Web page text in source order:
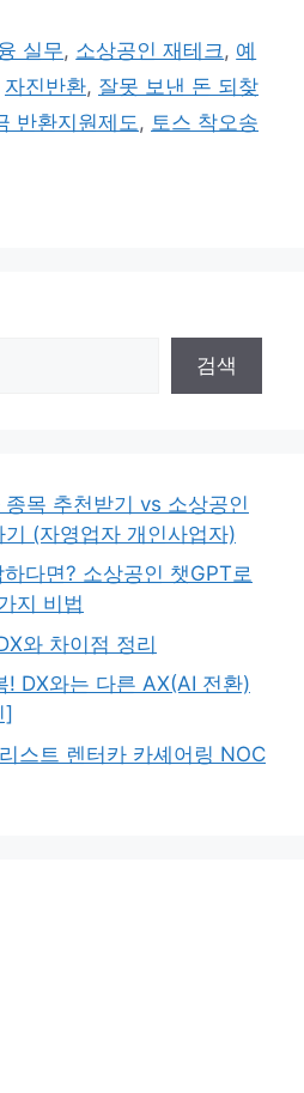
실무, 소상공인 재테크 , 예
자진반환, 잘못 보낸 돈 되찾
반환지원제도 , 토스 착오송
검색
목 추천받기 vs 소상공인
(자영업자 개인사업자)
다면? 소상공인 챗GPT로
지 비법
와 차이점 정리
! DX와는 다른 AX(AI 전환)
]
스트 렌터카 카셰어링 NOC